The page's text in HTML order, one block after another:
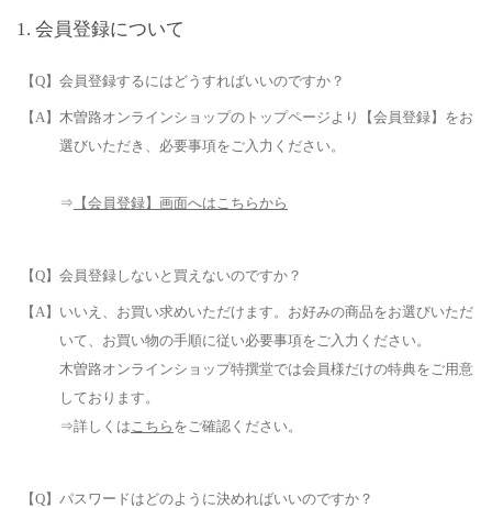
会員登録について
【Q】会員登録するにはどうすればいいのですか？
【A】木曽路オンラインショップのトップページより【会員登録】をお
選びいただき、必要事項をご入力ください。
⇒ 【会員登録】画面へはこちらから
【Q】会員登録しないと買えないのですか？
【A】いいえ、お買い求めいただけます。お好みの商品をお選びいただ
いて、お買い物の手順に従い必要事項をご入力ください。
木曽路オンラインショップ特撰堂では会員様だけの特典をご用意
しております。
⇒詳しくは こちら をご確認ください。
【Q】パスワードはどのように決めればいいのですか？